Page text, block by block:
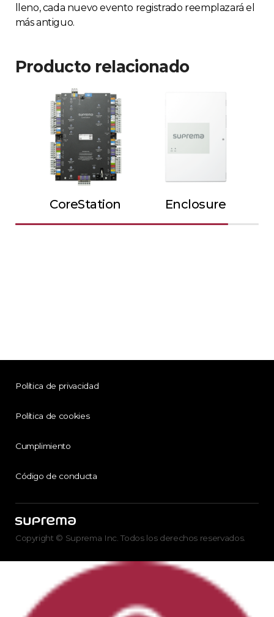
lleno, cada nuevo evento registrado reemplazará el
más antiguo.
Producto relacionado
CoreStation Enclosure
Política de privacidad
Política de cookies
Cumplimiento
Código de conducta
Copyright © Suprema Inc. Todos los derechos reservados.